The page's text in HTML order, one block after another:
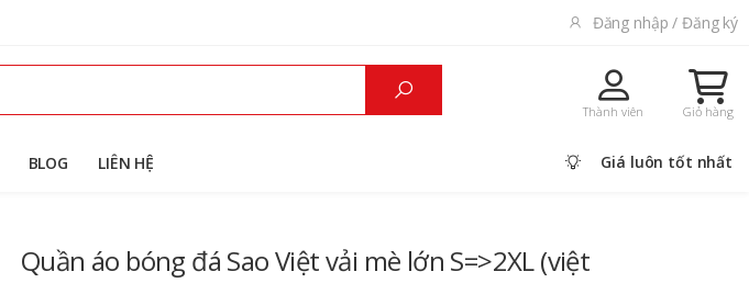
Đăng nhập / Đăng ký
Thành viên Giỏ hàng
BLOG LIÊN HỆ Giá luôn tốt nhất
Quần áo bóng đá Sao Việt vải mè lớn S=>2XL (việt